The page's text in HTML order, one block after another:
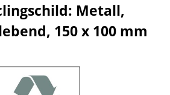
Metall,
150 x 100 mm